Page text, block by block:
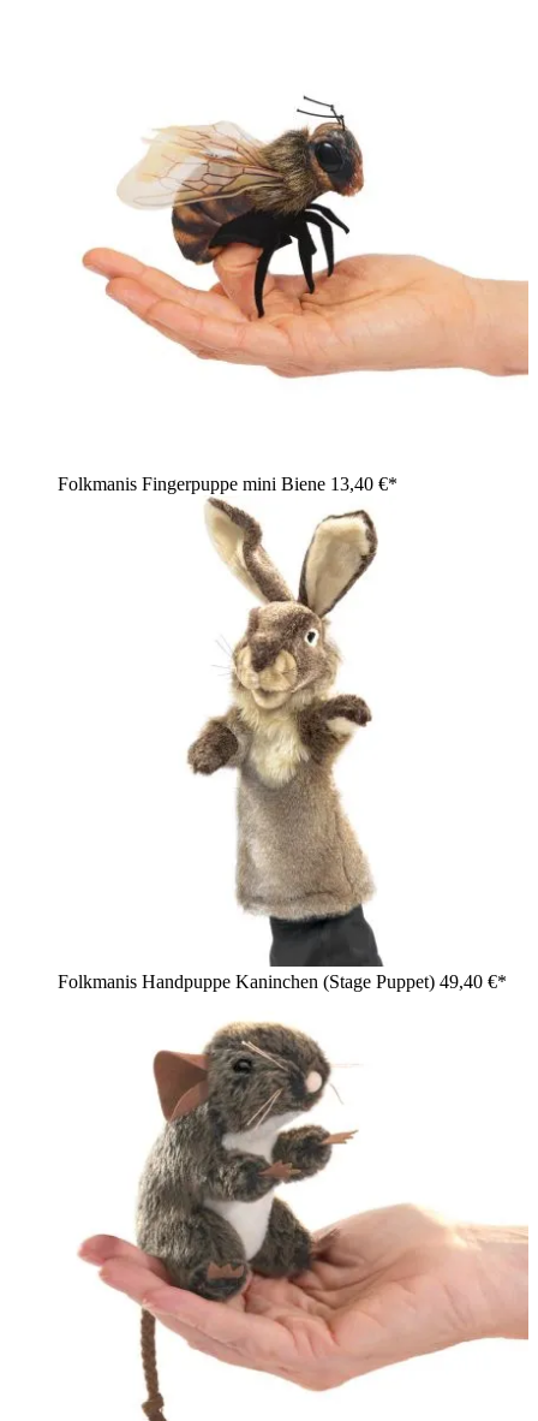
Folkmanis Fingerpuppe mini Biene 13,40 €*
Folkmanis Handpuppe Kaninchen (Stage Puppet) 49,40 €*